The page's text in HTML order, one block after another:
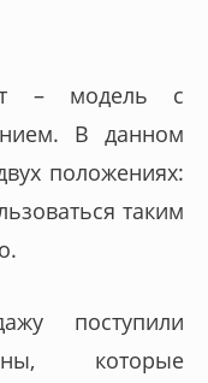
– модель с
В данном
положениях:
таким
поступили
которые